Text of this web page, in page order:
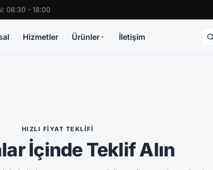
08:30 - 18:00
Hizmetler Ürünler İletişim
HIZLI FIYAT TEKLIFI
İçinde Teklif Alın